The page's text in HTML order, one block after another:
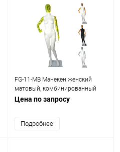
FG-11-MB Манекен женский
матовый, комбинированный
Цена по запросу
Подробнее